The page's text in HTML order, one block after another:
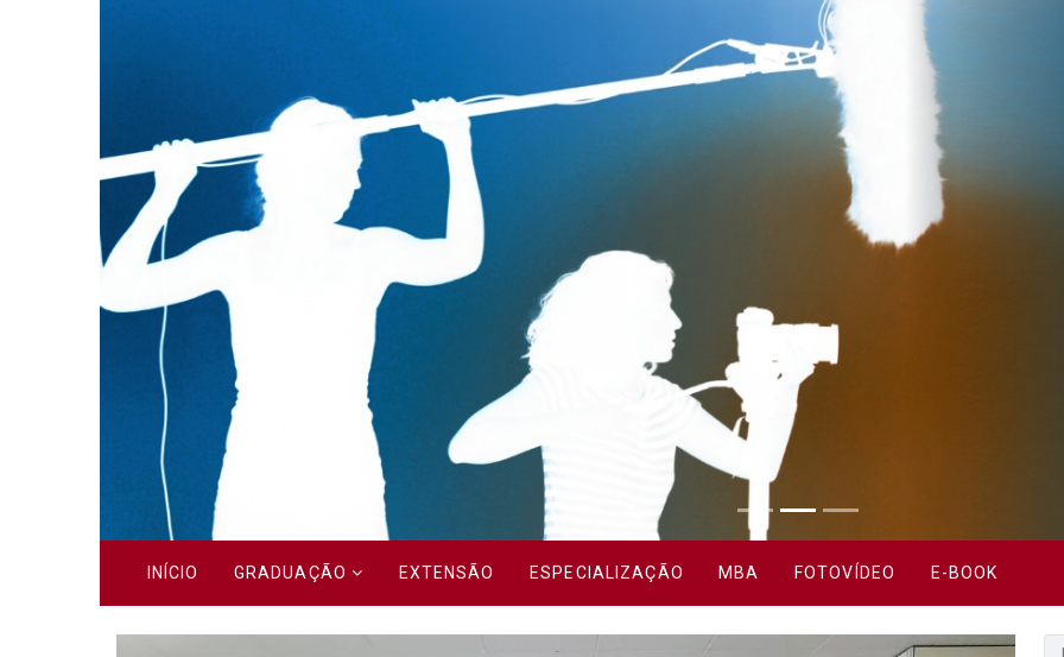
INÍCIO GRADUAÇÃO EXTENSÃO ESPECIALIZAÇÃO MBA FOTOVÍDEO E-BOOK